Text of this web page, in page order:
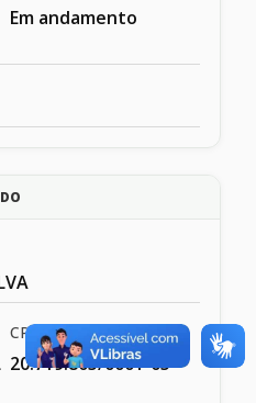
Em andamento
CPF/CNPJ
20.719.805/0001-05